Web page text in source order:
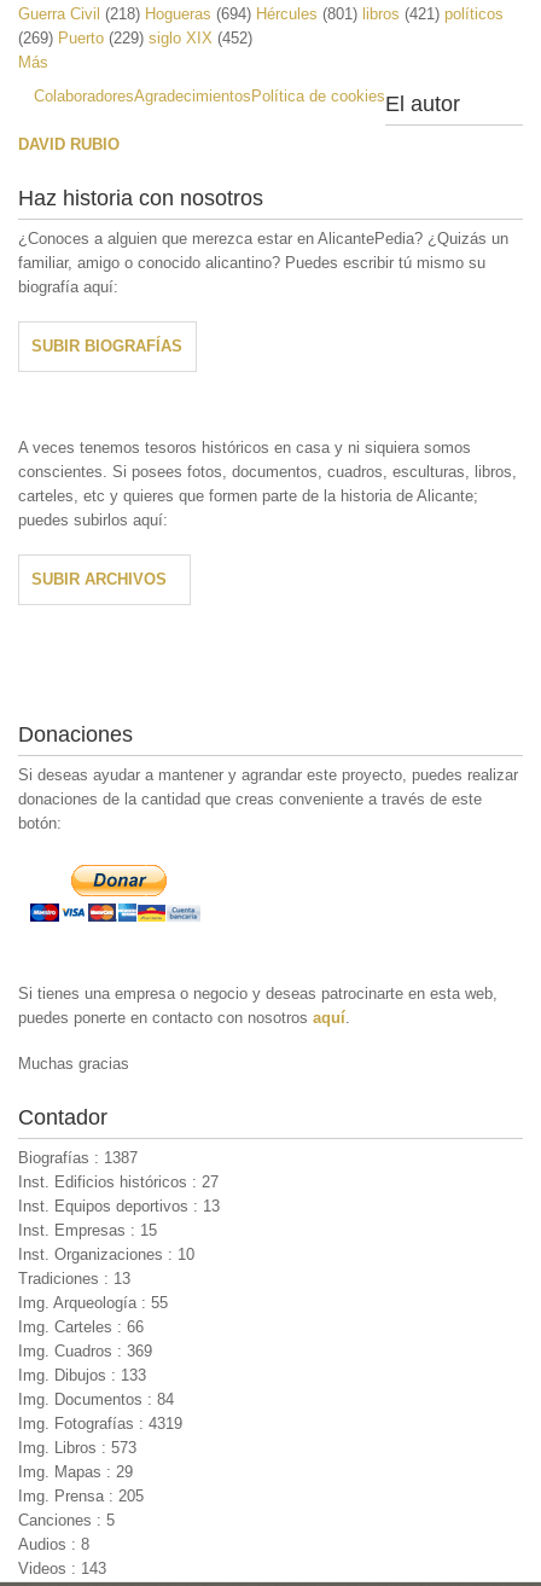
Guerra Civil (218) Hogueras (694) Hércules (801) libros (421) políticos
(269) Puerto (229) siglo XIX (452)
Más
ColaboradoresAgradecimientos Política de cookiesEl autor
DAVID RUBIO
Haz historia con nosotros
¿Conoces a alguien que merezca estar en AlicantePedia? ¿Quizás un
familiar, amigo o conocido alicantino? Puedes escribir tú mismo su
biografía aquí:
SUBIR BIOGRAFÍAS
A veces tenemos tesoros históricos en casa y ni siquiera somos
conscientes. Si posees fotos, documentos, cuadros, esculturas, libros,
carteles, etc y quieres que formen parte de la historia de Alicante;
puedes subirlos aquí:
SUBIR ARCHIVOS
Donaciones
Si deseas ayudar a mantener y agrandar este proyecto, puedes realizar
donaciones de la cantidad que creas conveniente a través de este
botón:
Si tienes una empresa o negocio y deseas patrocinarte en esta web,
puedes ponerte en contacto con nosotros aquí
Muchas gracias
Contador
Biografías : 1387
Inst. Edificios históricos : 27
Inst. Equipos deportivos : 13
Inst. Empresas : 15
Inst. Organizaciones : 10
Tradiciones : 13
Img. Arqueología : 55
Img. Carteles : 66
Img. Cuadros : 369
Img. Dibujos : 133
Img. Documentos : 84
Img. Fotografías : 4319
Img. Libros : 573
Img. Mapas : 29
Img. Prensa : 205
Canciones : 5
Audios : 8
Videos : 143